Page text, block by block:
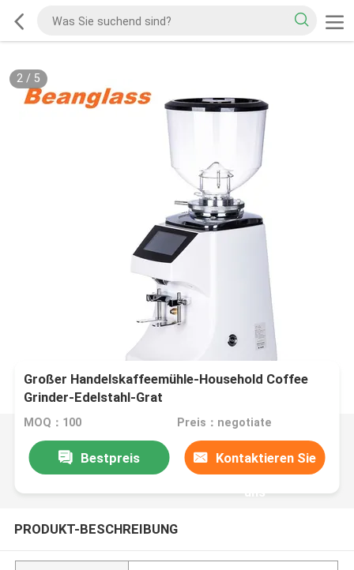
2/ 5
Großer Handelskaffeemühle-Household Coffee
Grinder-Edelstahl-Grat
MOQ：100 Preis：negotiate
Bestpreis Kontaktieren Sie
uns
PRODUKT-BESCHREIBUNG